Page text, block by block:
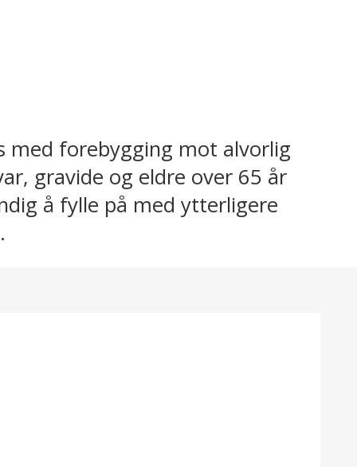
med forebygging mot alvorlig
gravide og eldre over 65 år
å fylle på med ytterligere